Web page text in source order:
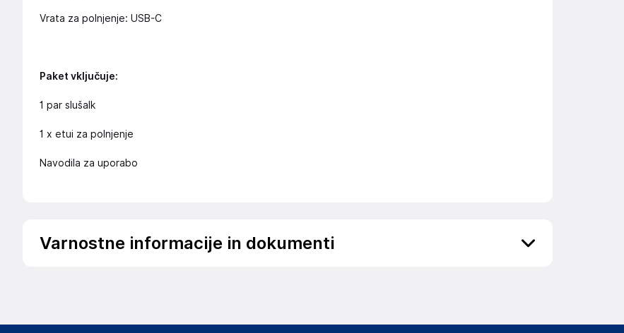
Vrata za polnjenje: USB-C
Paket vključuje:
1 par slušalk
1 x etui za polnjenje
Navodila za uporabo
Varnostne informacije in dokumenti
Podatki o proizvajalcu vključujejo informacije (naziv, naslov, državo in elektronski naslov) povezane s